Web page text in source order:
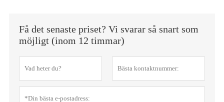
Få det senaste priset? Vi svarar så snart som
möjligt (inom 12 timmar)